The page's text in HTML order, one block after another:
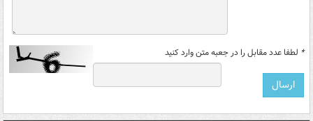
* لطفا عدد مقابل را در جعبه متن وارد کنید